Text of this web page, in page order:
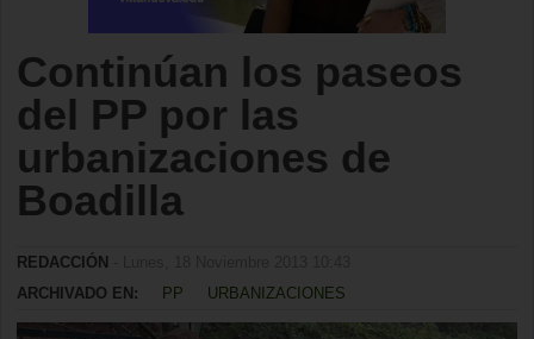
Continúan los paseos
del PP por las
urbanizaciones de
Boadilla
REDACCIÓN
ARCHIVADO EN:
PP URBANIZACIONES